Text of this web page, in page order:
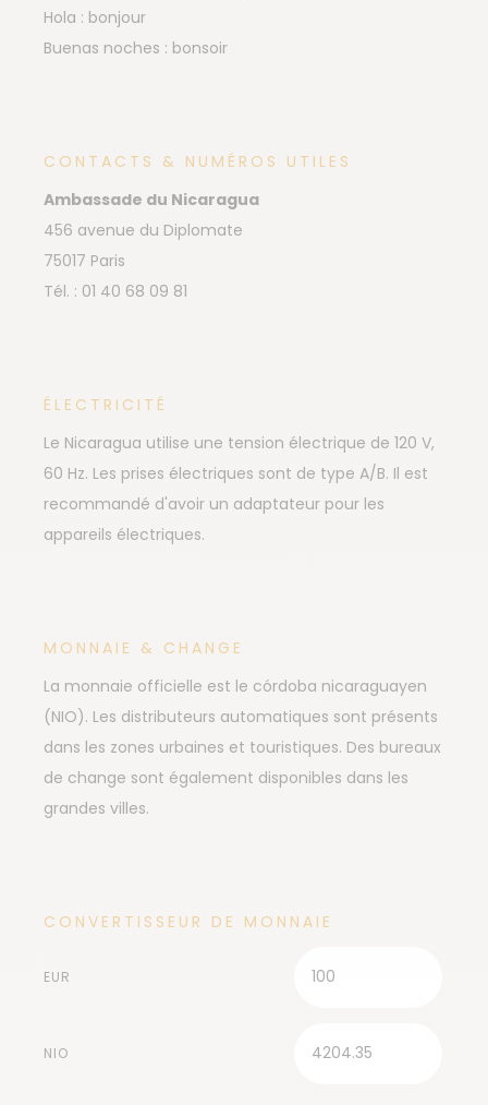
Hola : bonjour
Buenas noches : bonsoir
CONTACTS & NUMÉROS UTILES
Ambassade du Nicaragua
456 avenue du Diplomate
75017 Paris
Tél. : 01 40 68 09 81
ÉLECTRICITÉ
Le Nicaragua utilise une tension électrique de 120 V,
60 Hz. Les prises électriques sont de type A/B. Il est
recommandé d'avoir un adaptateur pour les
appareils électriques.
MONNAIE & CHANGE
La monnaie officielle est le córdoba nicaraguayen
(NIO). Les distributeurs automatiques sont présents
dans les zones urbaines et touristiques. Des bureaux
de change sont également disponibles dans les
grandes villes.
CONVERTISSEUR DE MONNAIE
EUR
NIO